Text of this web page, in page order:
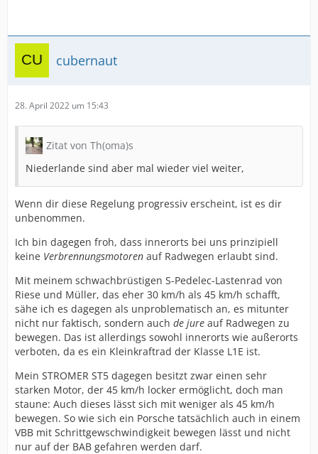
cubernaut
28. April 2022 um 15:43
Zitat von Th(oma)s
Niederlande sind aber mal wieder viel weiter,
Wenn dir diese Regelung progressiv erscheint, ist es dir
unbenommen.
Ich bin dagegen froh, dass innerorts bei uns prinzipiell
keine Verbrennungsmotoren auf Radwegen erlaubt sind.
Mit meinem schwachbrüstigen S-Pedelec-Lastenrad von
Riese und Müller, das eher 30 km/h als 45 km/h schafft,
sähe ich es dagegen als unproblematisch an, es mitunter
nicht nur faktisch, sondern auch de jure auf Radwegen zu
bewegen. Das ist allerdings sowohl innerorts wie außerorts
verboten, da es ein Kleinkraftrad der Klasse L1E ist.
Mein STROMER ST5 dagegen besitzt zwar einen sehr
starken Motor, der 45 km/h locker ermöglicht, doch man
staune: Auch dieses lässt sich mit weniger als 45 km/h
bewegen. So wie sich ein Porsche tatsächlich auch in einem
VBB mit Schrittgewschwindigkeit bewegen lässt und nicht
nur auf der BAB gefahren werden darf.